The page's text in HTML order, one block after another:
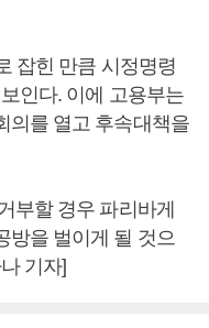
잡힌 만큼 시정명령
인다. 이에 고용부는
의를 열고 후속대책을
부할 경우 파리바게
방을 벌이게 될 것으
기자]